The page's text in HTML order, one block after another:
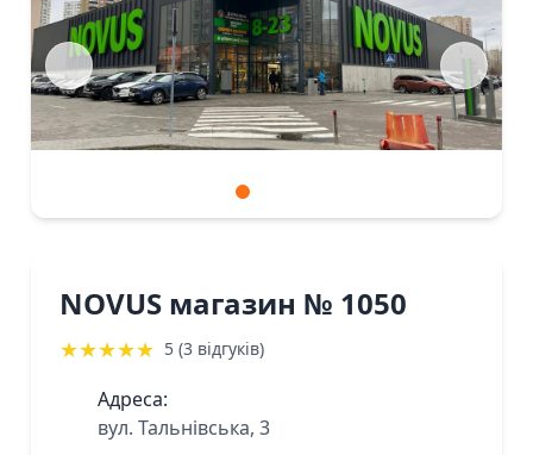
NOVUS магазин № 1050
★★★★★ 5 (3 відгуків)
Адреса:
вул. Тальнівська, 3